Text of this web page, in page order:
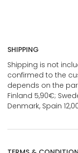
SHIPPING
Shipping is not
confirmed to the
depends on the
Finland 5,90€;
Denmark, Spain